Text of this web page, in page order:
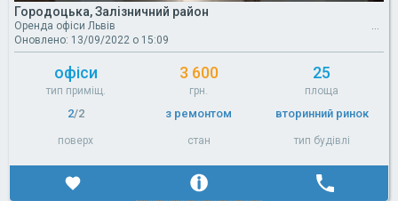
Городоцька, Залізничний район
Оренда офіси Львів
Оновлено: 13/09/2022 о 15:09
офіси
тип приміщ.
3 600
грн.
25
площа
2/2
поверх
з ремонтом
стан
вторинний ринок
тип будівлі